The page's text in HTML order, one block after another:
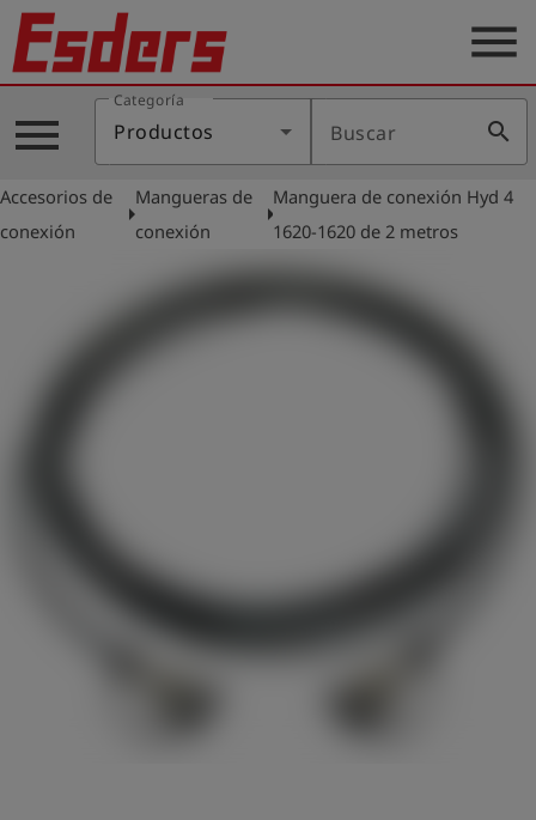
Productos
Blog
Aplicaciones
Registro
menu
menu
Categoría
Productos Buscar search
Accesorios de
conexión
arrow_right
Mangueras de
conexión
arrow_right
Manguera de conexión Hyd 4
1620-1620 de 2 metros